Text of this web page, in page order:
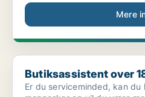
Mere
Butiksassistent over 18 år
Butiksassistent over
Er du serviceminded, kan du